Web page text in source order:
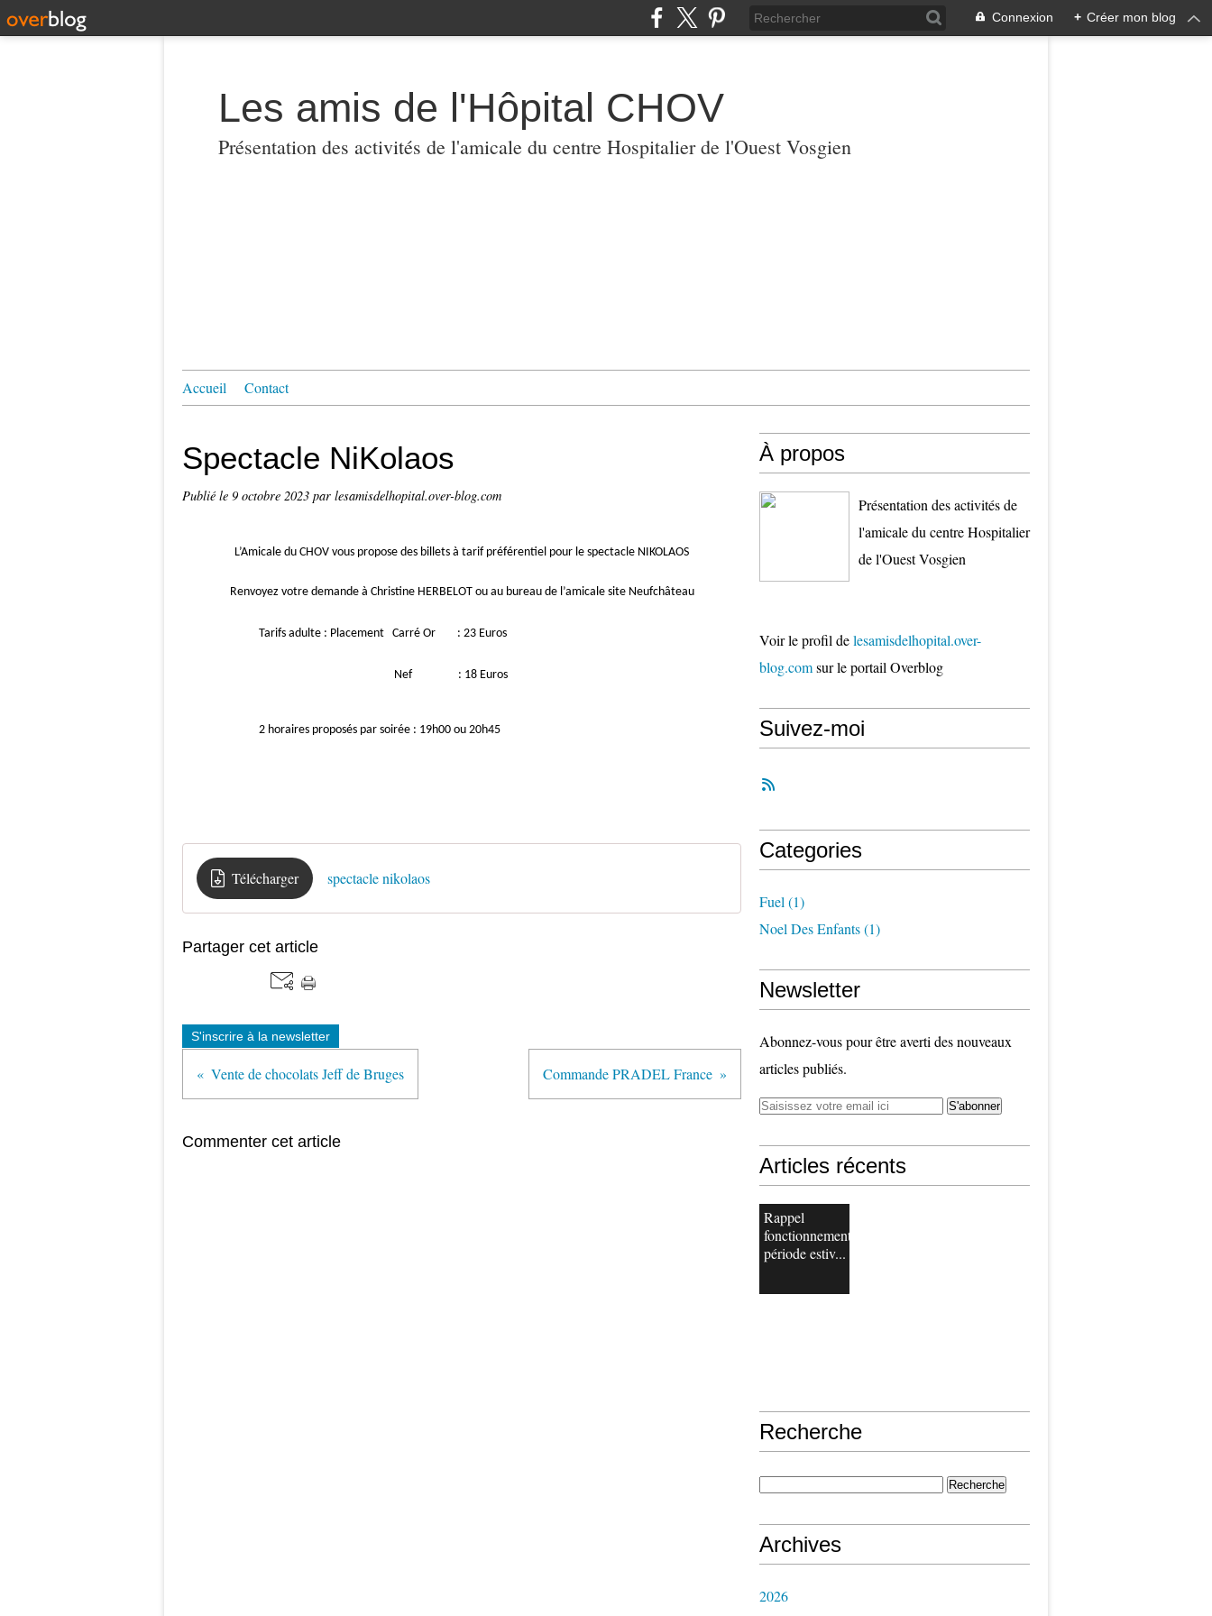
Connexion + Créer mon blog
Les amis de l'Hôpital CHOV
Présentation des activités de l'amicale du centre Hospitalier de l'Ouest Vosgien
Accueil Contact
Spectacle NiKolaos
Publié le 9 octobre 2023 par lesamisdelhopital.over-blog.com
L’Amicale du CHOV vous propose des billets à tarif préférentiel pour le spectacle NIKOLAOS
Renvoyez votre demande à Christine HERBELOT ou au bureau de l’amicale site Neufchâteau
Tarifs adulte : Placement Carré Or : 23 Euros
Nef : 18 Euros
2 horaires proposés par soirée : 19h00 ou 20h45
Télécharger spectacle nikolaos
Partager cet article
S'inscrire à la newsletter
Vente de chocolats Jeff de Bruges Commande PRADEL France
Commenter cet article
À propos
Présentation des activités de
l'amicale du centre Hospitalier
de l'Ouest Vosgien
Voir le profil delesamisdelhopital.over-
blog.comsur le portail Overblog
Suivez-moi
Categories
Fuel (1)
Noel Des Enfants(1)
Newsletter
Abonnez-vous pour être averti des nouveaux
articles publiés.
Articles récents
Rappel
fonctionnement
période estiv...
Recherche
Archives
2026